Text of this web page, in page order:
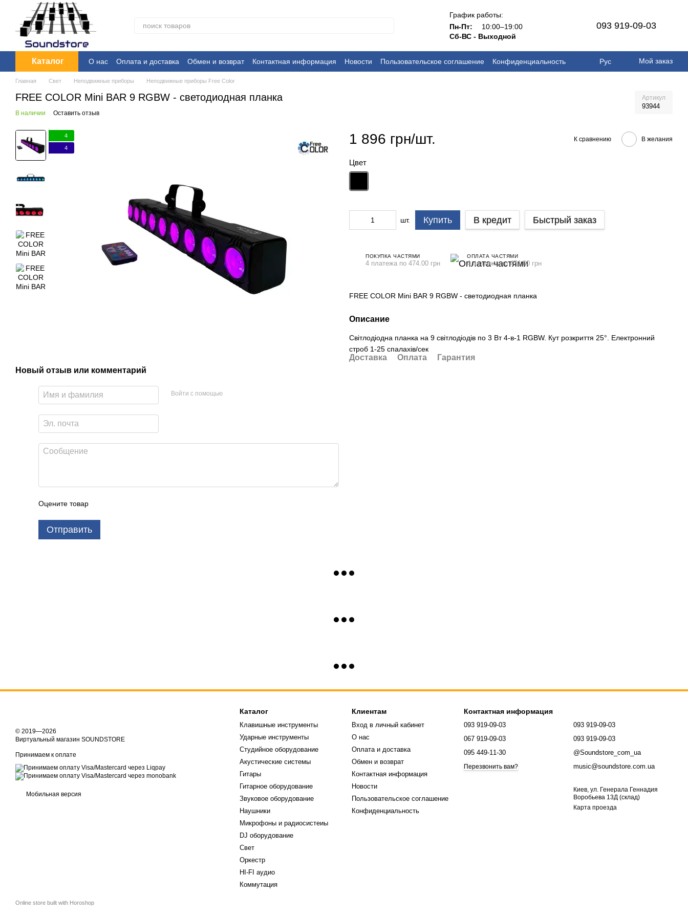
Перейти к основному контенту
График работы:
Пн-Пт:
10:00–19:00
Сб-ВС - Выходной
093 919-09-03
Каталог О нас Оплата и доставка Обмен и возврат Контактная информация Новости Пользовательское соглашение Конфиденциальность Рус Мой заказ
Главная Свет Неподвижные приборы Неподвижные приборы Free Color
FREE COLOR Mini BAR 9 RGBW - светодиодная планка Артикул
93944
В наличии Оставить отзыв
4
4
Новый отзыв или комментарий
Войти с помощью
Оцените товар
Отправить
1 896 грн/шт. К сравнению В желания
Цвет
шт. Купить В кредит Быстрый заказ
ПОКУПКА ЧАСТЯМИ
4 платежа по 474.00 грн
ОПЛАТА ЧАСТЯМИ
4 платежа по 474.00 грн
FREE COLOR Mini BAR 9 RGBW - светодиодная планка
Описание
Світлодіодна планка на 9 світлодіодів по 3 Вт 4-в-1 RGBW. Кут розкриття 25°. Електронний
строб 1-25 спалахів/сек
Доставка Оплата Гарантия
© 2019—2026
Виртуальный магазин SOUNDSTORE
Принимаем к оплате
Мобильная версия
Online store built with Horoshop
Каталог
Клавишные инструменты
Ударные инструменты
Студийное оборудование
Акустические системы
Гитары
Гитарное оборудование
Звуковое оборудование
Наушники
Микрофоны и радиосистеиы
DJ оборудование
Свет
Оркестр
HI-FI аудио
Коммутация
Клиентам
Вход в личный кабинет
О нас
Оплата и доставка
Обмен и возврат
Контактная информация
Новости
Пользовательское соглашение
Конфиденциальность
Контактная информация
093 919-09-03
067 919-09-03
095 449-11-30
Перезвонить вам?
093 919-09-03
093 919-09-03
@Soundstore_com_ua
music@soundstore.com.ua
Киев, ул. Генерала Геннадия
Воробьева 13Д (склад)
Карта проезда